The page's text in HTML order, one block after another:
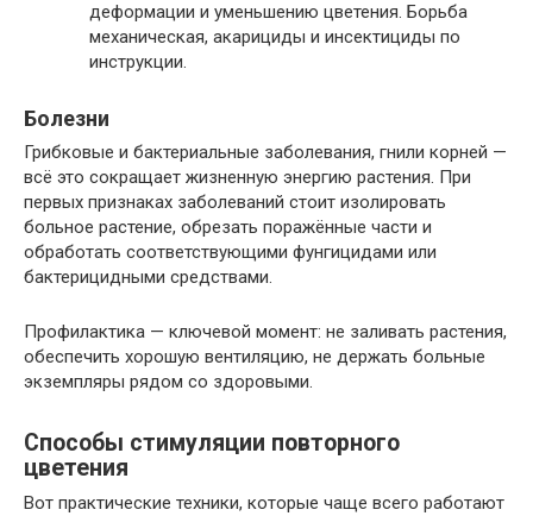
деформации и уменьшению цветения. Борьба
механическая, акарициды и инсектициды по
инструкции.
Болезни
Грибковые и бактериальные заболевания, гнили корней —
всё это сокращает жизненную энергию растения. При
первых признаках заболеваний стоит изолировать
больное растение, обрезать поражённые части и
обработать соответствующими фунгицидами или
бактерицидными средствами.
Профилактика — ключевой момент: не заливать растения,
обеспечить хорошую вентиляцию, не держать больные
экземпляры рядом со здоровыми.
Способы стимуляции повторного
цветения
Вот практические техники, которые чаще всего работают